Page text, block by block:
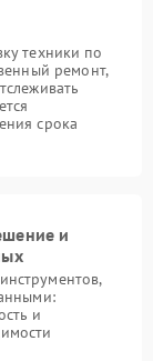
техники по
ремонт,
срока
и
и